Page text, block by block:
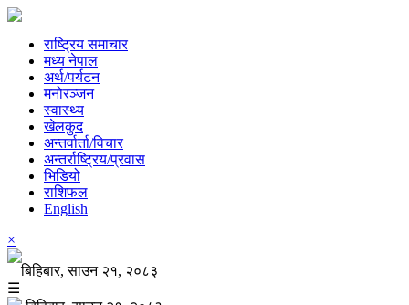
राष्ट्रिय समाचार
मध्य नेपाल
अर्थ/पर्यटन
मनोरञ्जन
स्वास्थ्य
खेलकुद
अन्तर्वार्ता/विचार
अन्तर्राष्ट्रिय/प्रवास
भिडियो
राशिफल
English
×
बिहिबार, साउन २१, २०८३
☰